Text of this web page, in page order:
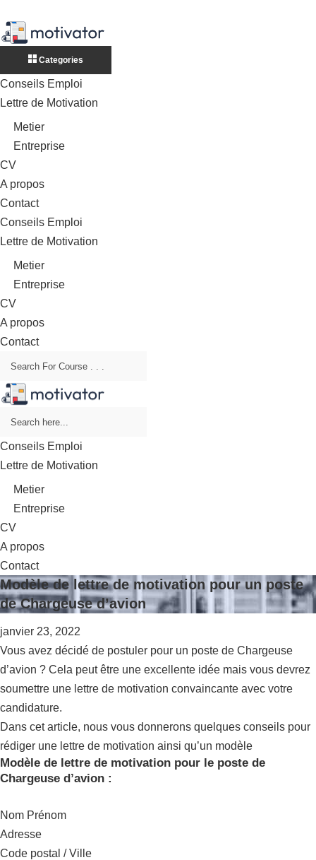
Categories
Conseils Emploi
Lettre de Motivation
Metier
Entreprise
CV
A propos
Contact
Conseils Emploi
Lettre de Motivation
Metier
Entreprise
CV
A propos
Contact
Conseils Emploi
Lettre de Motivation
Metier
Entreprise
CV
A propos
Contact
Modèle de lettre de motivation pour un poste
de Chargeuse d’avion
janvier 23, 2022
Vous avez décidé de postuler pour un poste de Chargeuse
d’avion ? Cela peut être une excellente idée mais vous devrez
soumettre une lettre de motivation convaincante avec votre
candidature.
Dans cet article, nous vous donnerons quelques conseils pour
rédiger une lettre de motivation ainsi qu’un modèle
Modèle de lettre de motivation pour le poste de
Chargeuse d’avion :
Nom Prénom
Adresse
Code postal / Ville